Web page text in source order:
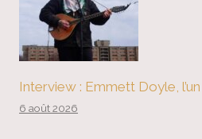
Interview : Emmett Doyle,
6 août 2026